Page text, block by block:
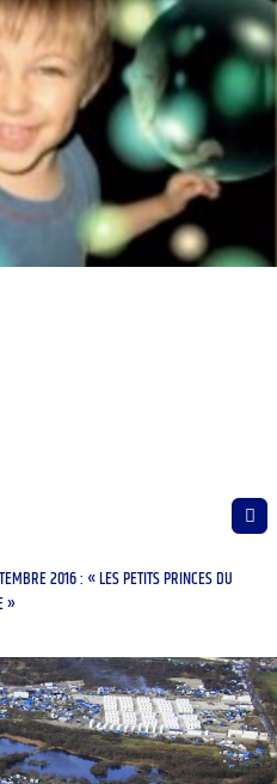
2016 : « LES PETITS PRINCES DU
»